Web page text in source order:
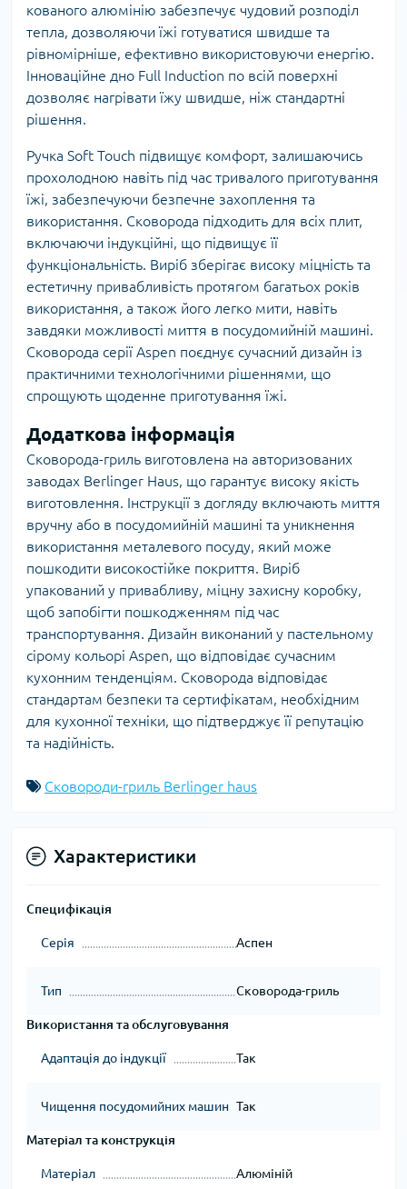
кованого алюмінію забезпечує чудовий розподіл
тепла, дозволяючи їжі готуватися швидше та
рівномірніше, ефективно використовуючи енергію.
Інноваційне дно Full Induction по всій поверхні
дозволяє нагрівати їжу швидше, ніж стандартні
рішення.
Ручка Soft Touch підвищує комфорт, залишаючись
прохолодною навіть під час тривалого приготування
їжі, забезпечуючи безпечне захоплення та
використання. Сковорода підходить для всіх плит,
включаючи індукційні, що підвищує її
функціональність. Виріб зберігає високу міцність та
естетичну привабливість протягом багатьох років
використання, а також його легко мити, навіть
завдяки можливості миття в посудомийній машині.
Сковорода серії Aspen поєднує сучасний дизайн із
практичними технологічними рішеннями, що
спрощують щоденне приготування їжі.
Додаткова інформація
Сковорода-гриль виготовлена на авторизованих
заводах Berlinger Haus, що гарантує високу якість
виготовлення. Інструкції з догляду включають миття
вручну або в посудомийній машині та уникнення
використання металевого посуду, який може
пошкодити високостійке покриття. Виріб
упакований у привабливу, міцну захисну коробку,
щоб запобігти пошкодженням під час
транспортування. Дизайн виконаний у пастельному
сірому кольорі Aspen, що відповідає сучасним
кухонним тенденціям. Сковорода відповідає
стандартам безпеки та сертифікатам, необхідним
для кухонної техніки, що підтверджує її репутацію
та надійність.
Сковороди-гриль Berlinger haus
Характеристики
Специфікація
Серія Аспен
Тип Сковорода-гриль
Використання та обслуговування
Адаптація до індукції Так
Чищення посудомийних машин Так
Матеріал та конструкція
Матеріал Алюміній